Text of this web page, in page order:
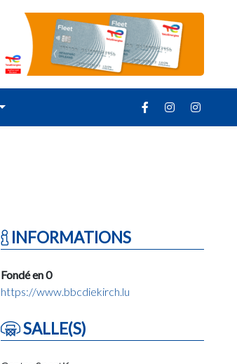
INFORMATIONS
Fondé en 0
https://www.bbcdiekirch.lu
SALLE(S)